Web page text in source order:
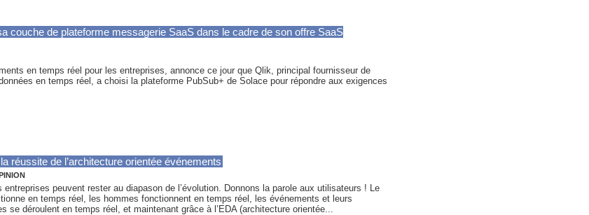
couche de plateforme messagerie SaaS dans le cadre de son offre SaaS
en temps réel pour les entreprises, annonce ce jour que Qlik, principal fournisseur de
en temps réel, a choisi la plateforme PubSub+ de Solace pour répondre aux exigences
réussite de l’architecture orientée événements
entreprises peuvent rester au diapason de l’évolution. Donnons la parole aux utilisateurs ! Le
en temps réel, les hommes fonctionnent en temps réel, les événements et leurs
se déroulent en temps réel, et maintenant grâce à l’EDA (architecture orientée...